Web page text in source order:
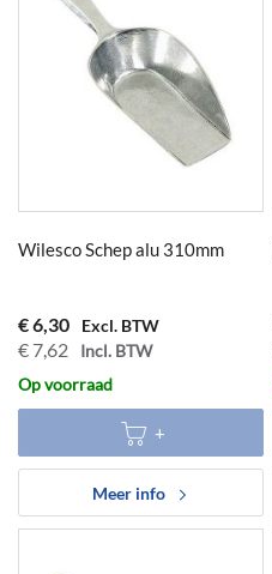
Wilesco Schep alu 310mm
€ 7,62
€ 6,30
Meer info
Op voorraad